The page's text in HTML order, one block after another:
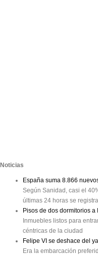
Noticias
España suma 8.866
Según Sanidad, casi el
últimas 24 horas se
Pisos de dos dormitorios
Inmuebles listos para
céntricas de la ciudad
Felipe VI se deshace del
Era la embarcación